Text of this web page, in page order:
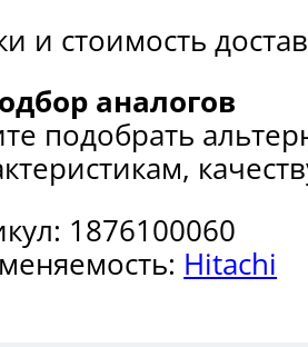
и стоимость
аналогов
подобрать
1876100060
Hitachi